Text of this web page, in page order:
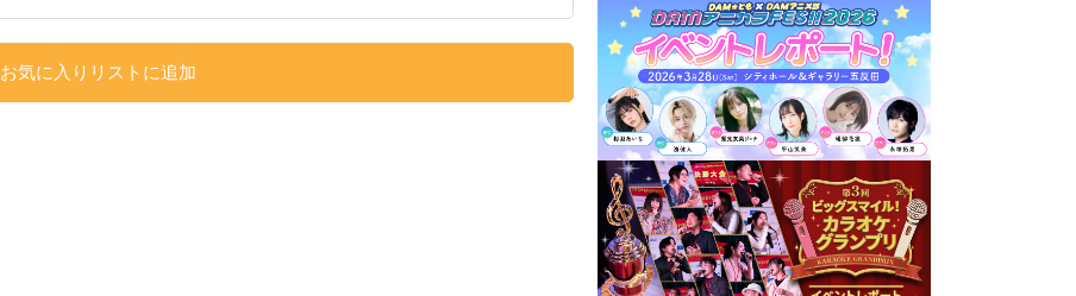
自宅でカラオケ歌い放題！
家族や友達と一緒に！練習にも！
お気に入りリストに追加